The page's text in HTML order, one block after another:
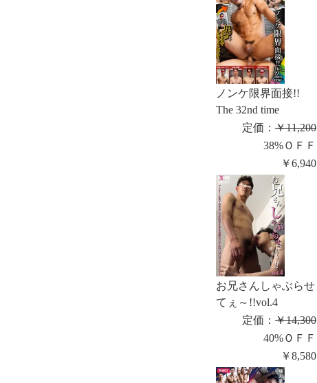
ノンケ限界面接!!
The 32nd time
定価： ￥11,200
38%ＯＦＦ
￥6,940
お兄さんしゃぶらせ
てぇ～!!vol.4
定価： ￥14,300
40%ＯＦＦ
￥8,580